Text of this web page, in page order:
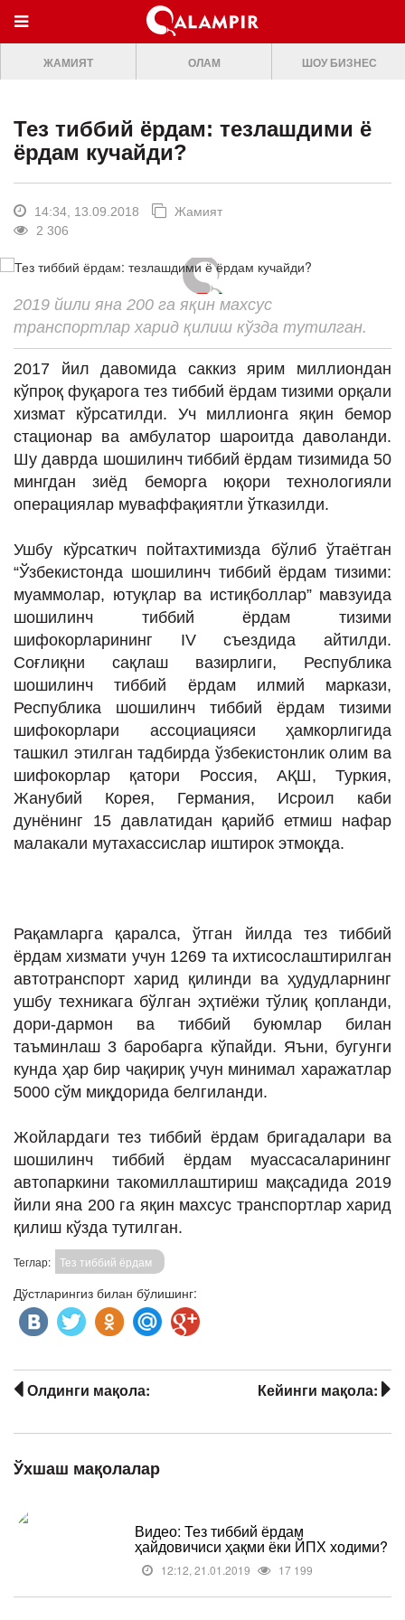
МЕНЮ
ONLINE TV
ЖАМИЯТ
ШОУ-БИЗНЕС
Мусиқа
Клип
Кино
ИНТЕРВЬЮ
ЛОЙИҲАЛАР
Таҳлил
Бу қизиқ
СПОРТ
ЖАМИЯТ ОЛАМ ШОУ БИЗНЕС
Тез тиббий ёрдам: тезлашдими ё
ёрдам кучайди?
14:34, 13.09.2018
Жамият
2 306
2019 йили яна 200 га яқин махсус
транспортлар харид қилиш кўзда тутилган.
2017 йил давомида саккиз ярим миллиондан
кўпроқ фуқарога тез тиббий ёрдам тизими орқали
хизмат кўрсатилди. Уч миллионга яқин бемор
стационар ва амбулатор шароитда даволанди.
Шу даврда шошилинч тиббий ёрдам тизимида 50
мингдан зиёд беморга юқори технологияли
операциялар муваффақиятли ўтказилди.
Ушбу кўрсаткич пойтахтимизда бўлиб ўтаётган
“Ўзбекистонда шошилинч тиббий ёрдам тизими:
муаммолар, ютуқлар ва истиқболлар” мавзуида
шошилинч тиббий ёрдам тизими
шифокорларининг IV съездида айтилди.
Соғлиқни сақлаш вазирлиги, Республика
шошилинч тиббий ёрдам илмий маркази,
Республика шошилинч тиббий ёрдам тизими
шифокорлари ассоциацияси ҳамкорлигида
ташкил этилган тадбирда ўзбекистонлик олим ва
шифокорлар қатори Россия, АҚШ, Туркия,
Жанубий Корея, Германия, Исроил каби
дунёнинг 15 давлатидан қарийб етмиш нафар
малакали мутахассислар иштирок этмоқда.
Рақамларга қаралса, ўтган йилда тез тиббий
ёрдам хизмати учун 1269 та ихтисослаштирилган
автотранспорт харид қилинди ва ҳудудларнинг
ушбу техникага бўлган эҳтиёжи тўлиқ қопланди,
дори-дармон ва тиббий буюмлар билан
таъминлаш 3 баробарга кўпайди. Яъни, бугунги
кунда ҳар бир чақириқ учун минимал харажатлар
5000 сўм миқдорида белгиланди.
Жойлардаги тез тиббий ёрдам бригадалари ва
шошилинч тиббий ёрдам муассасаларининг
автопаркини такомиллаштириш мақсадида 2019
йили яна 200 га яқин махсус транспортлар харид
қилиш кўзда тутилган.
Теглар: Тез тиббий ёрдам
Дўстларингиз билан бўлишинг:
Кейинги мақола:
Олдинги мақола:
Ўхшаш мақолалар
Видео: Тез тиббий ёрдам
ҳайдовичиси ҳақми ёки ЙПХ ходими?
12:12, 21.01.2019 17 199